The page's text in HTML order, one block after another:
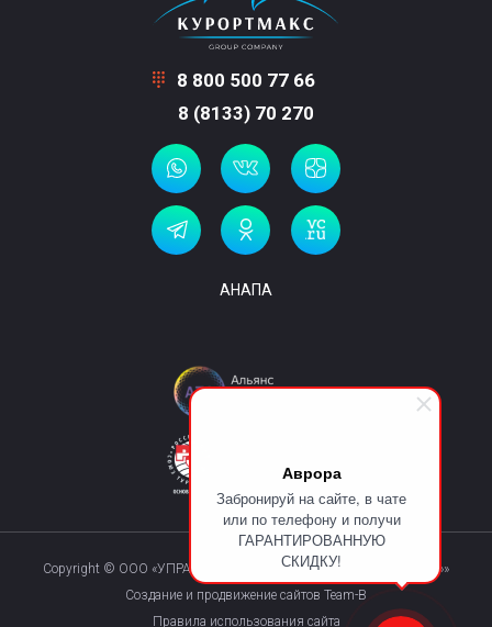
Аврора
Забронируй на сайте, в чате
или по телефону и получи
ГАРАНТИРОВАННУЮ
СКИДКУ!
8 800 500 77 66
8 (8133) 70 270
АНАПА
Copyright © ООО «УПРАВЛЯЮЩАЯ КОМПАНИЯ «КУРОРТМАКС»»
Создание и продвижение сайтов Team-B
Правила использования сайта